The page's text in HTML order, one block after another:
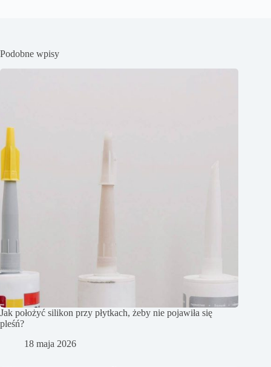
Podobne wpisy
Jak położyć silikon przy płytkach, żeby nie pojawiła się
pleśń?
18 maja 2026